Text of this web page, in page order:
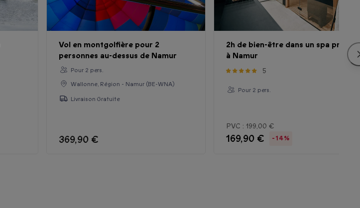
Vol en montgolfière pour 2
personnes au-dessus de Namur
Pour 2 pers.
Wallonne, Région - Namur (BE-WNA)
Livraison Gratuite
369,90 €
2h de bien-être dans un spa privatif
à Namur
5
Pour 2 pers.
PVC : 199,00 €
169,90 € -14%